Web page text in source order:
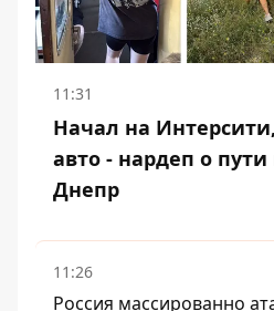
11:31
Начал на
авто - нардеп о
Днепр
11:26
Россия массированно